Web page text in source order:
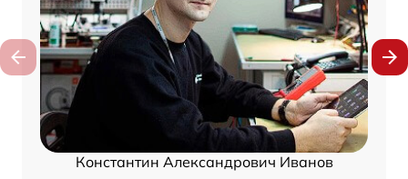
Константин Александрович Иванов